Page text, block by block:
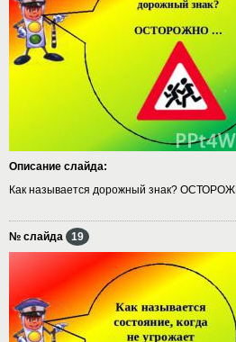
Описание слайда:
Как называется дорожный знак?
№ слайда 19